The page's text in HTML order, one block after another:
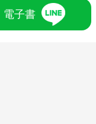
電子書